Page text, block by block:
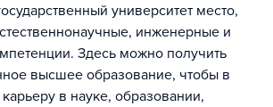
университет место,
инженерные и
Здесь можно получить
высшее образование, чтобы в
в науке, образовании,